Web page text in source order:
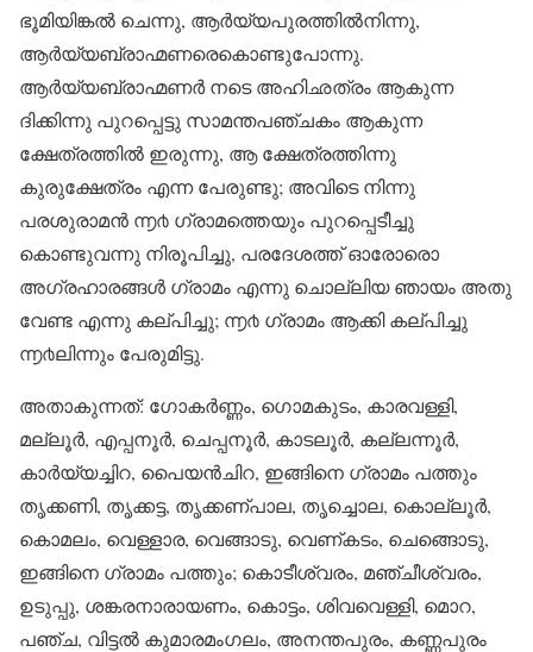
ഭൂമിയിങ്കൽ ചെന്നു, ആർയ്യപുരത്തിൽനിന്നു,
ആർയ്യബ്രാഹ്മണരെകൊണ്ടുപോന്നു.
ആർയ്യബ്രാഹ്മണർ നടെ അഹിഛത്രം ആകുന്ന
ദിക്കിന്നു പുറപ്പെട്ടു സാമന്തപഞ്ചകം ആകുന്ന
ക്ഷേത്രത്തിൽ ഇരുന്നു, ആ ക്ഷേത്രത്തിന്നു
കുരുക്ഷേത്രം എന്ന പേരുണ്ടു; അവിടെ നിന്നു
പരശുരാമൻ ൬൪ ഗ്രാമത്തെയും പുറപ്പെടീച്ചു
കൊണ്ടുവന്നു നിരൂപിച്ചു, പരദേശത്ത് ഓരോരൊ
അഗ്രഹാരങ്ങൾ ഗ്രാമം എന്നു ചൊല്ലിയ ഞായം അതു
വേണ്ട എന്നു കല്പിച്ചു; ൬൪ ഗ്രാമം ആക്കി കല്പിച്ചു
൬൪ലിന്നും പേരുമിട്ടു.
അതാകുന്നത്: ഗോകർണ്ണം, ഗൊമകുടം, കാരവള്ളി,
മല്ലൂർ, എപ്പനൂർ, ചെപ്പനൂർ, കാടലൂർ, കല്ലന്നൂർ,
കാർയ്യച്ചിറ, പൈയൻ‌ചിറ, ഇങ്ങിനെ ഗ്രാമം പത്തും
തൃക്കണി, തൃക്കട്ട, തൃക്കണ്പാല, തൃച്ചൊല, കൊല്ലൂർ,
കൊമലം, വെള്ളാര, വെങ്ങാടു, വെണ്കടം, ചെങ്ങൊടു,
ഇങ്ങിനെ ഗ്രാമം പത്തും; കൊടീശ്വരം, മഞ്ചീശ്വരം,
ഉടുപ്പു, ശങ്കരനാരായണം, കൊട്ടം, ശിവവെള്ളി, മൊറ,
പഞ്ച, വിട്ടൽ കുമാരമംഗലം, അനന്തപുരം, കണ്ണപുരം